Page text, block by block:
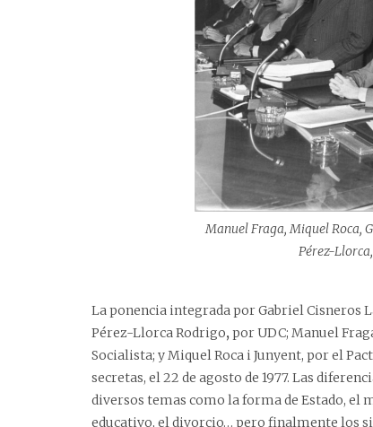
Manuel Fraga, Miquel Roca,
Pérez-
La ponencia integrada por Gabriel Cisneros
Pérez-Llorca Rodrigo, por UDC; Manuel
Socialista; y Miquel Roca i Junyent, por el
secretas, el 22 de agosto de 1977. Las
diversos temas como la forma de Estado, el
educativo, el divorcio… pero finalmente los